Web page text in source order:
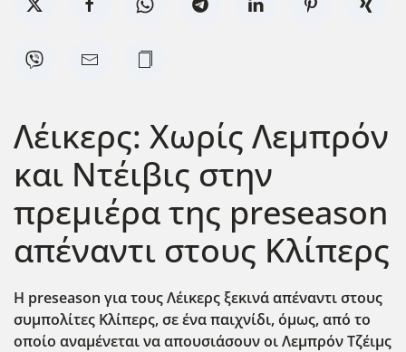
Λέικερς: Χωρίς Λεμπρόν
και Ντέιβις στην
πρεμιέρα της preseason
απέναντι στους Κλίπερς
Η preseason για τους Λέικερς ξεκινά απέναντι στους
συμπολίτες Κλίπερς, σε ένα παιχνίδι, όμως, από το
οποίο αναμένεται να απουσιάσουν οι Λεμπρόν Τζέιμς